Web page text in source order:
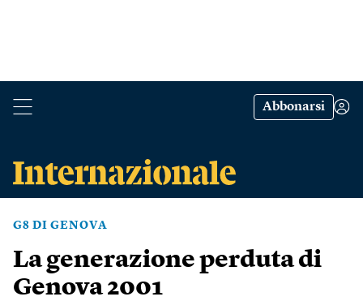
Abbonarsi
G8 DI GENOVA
La generazione perduta di
Genova 2001